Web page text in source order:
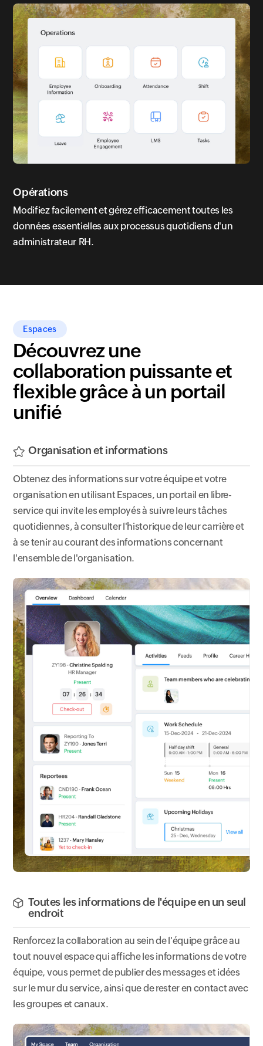
Opérations
Modifiez facilement et gérez efficacement toutes les
données essentielles aux processus quotidiens d'un
administrateur RH.
Espaces
Découvrez une
collaboration puissante et
flexible grâce à un portail
unifié
Organisation et informations
Obtenez des informations sur votre équipe et votre
organisation en utilisant Espaces, un portail en libre-
service qui invite les employés à suivre leurs tâches
quotidiennes, à consulter l'historique de leur carrière et
à se tenir au courant des informations concernant
l'ensemble de l'organisation.
Toutes les informations de l'équipe en un seul
endroit
Renforcez la collaboration au sein de l'équipe grâce au
tout nouvel espace qui affiche les informations de votre
équipe, vous permet de publier des messages et idées
sur le mur du service, ainsi que de rester en contact avec
les groupes et canaux.